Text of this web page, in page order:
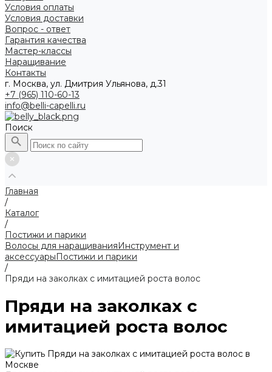
Условия оплаты
Условия доставки
Вопрос - ответ
Гарантия качества
Мастер-классы
Наращивание
Контакты
г. Москва, ул. Дмитрия Ульянова, д.31
+7 (965) 110-60-13
info@belli-capelli.ru
Поиск
Главная
/
Каталог
/
Постижи и парики
Волосы для наращиванияИнструмент и
аксессуарыПостижи и парики
/
Пряди на заколках с имитацией роста волос
Пряди на заколках с
имитацией роста волос